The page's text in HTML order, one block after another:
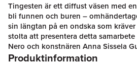
Tingesten är ett diffust väsen med
bli funnen och buren –
sin längtan på en ondska som
stolta att presentera detta
Nero och konstnären Anna Sissela
illustrerade bok för de en
Produktinformation